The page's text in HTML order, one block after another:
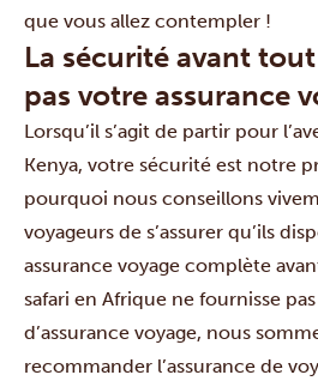
que vous allez contempler !
La sécurité avant
pas votre assurance
Lorsqu’il s’agit de partir pour
Kenya, votre sécurité est notre
pourquoi nous conseillons
voyageurs de s’assurer qu’ils
assurance voyage complète
safari en Afrique ne fournisse
d’assurance voyage, nous
recommander l’assurance de